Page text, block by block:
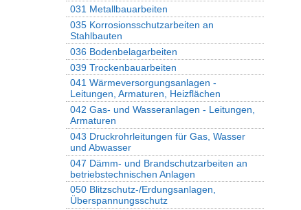
031 Metallbauarbeiten
035 Korrosionsschutzarbeiten an
Stahlbauten
036 Bodenbelagarbeiten
039 Trockenbauarbeiten
041 Wärmeversorgungsanlagen -
Leitungen, Armaturen, Heizflächen
042 Gas- und Wasseranlagen - Leitungen,
Armaturen
043 Druckrohrleitungen für Gas, Wasser
und Abwasser
047 Dämm- und Brandschutzarbeiten an
betriebstechnischen Anlagen
050 Blitzschutz-/Erdungsanlagen,
Überspannungsschutz